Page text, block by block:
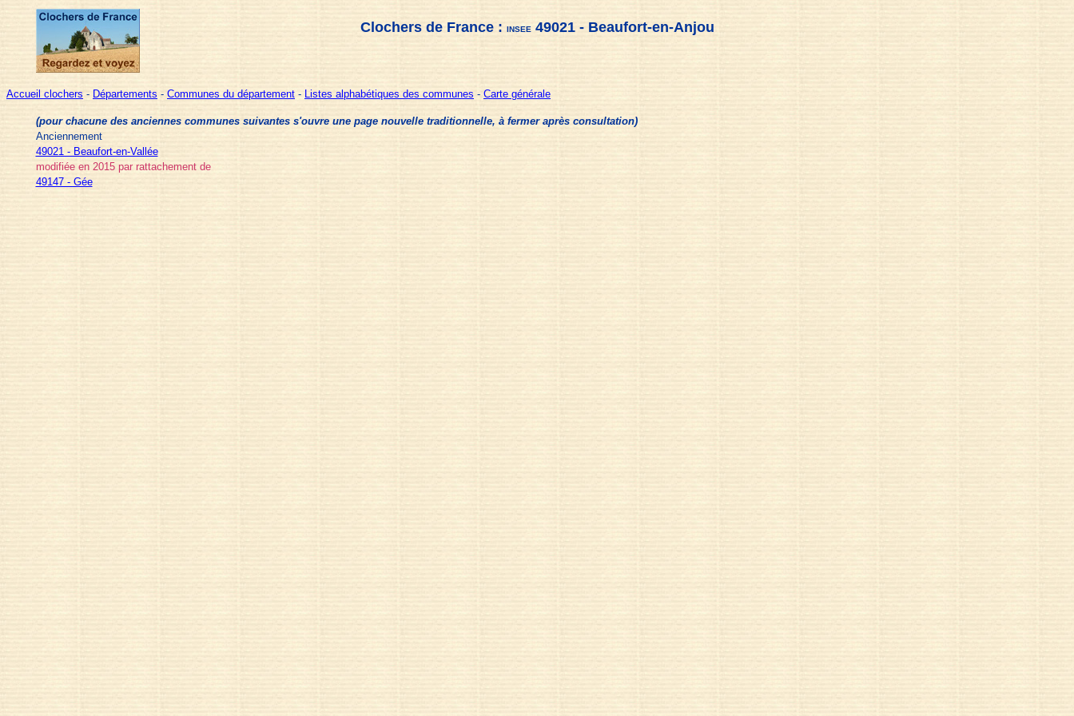
Clochers de France : INSEE 49021 - Beaufort-en-Anjou
Accueil clochers - Départements - Communes du département - Listes alphabétiques des communes - Carte générale
(pour chacune des anciennes communes suivantes s'ouvre une page nouvelle traditionnelle, à fermer après consultation)
Anciennement
49021 - Beaufort-en-Vallée
modifiée en 2015 par rattachement de
49147 - Gée